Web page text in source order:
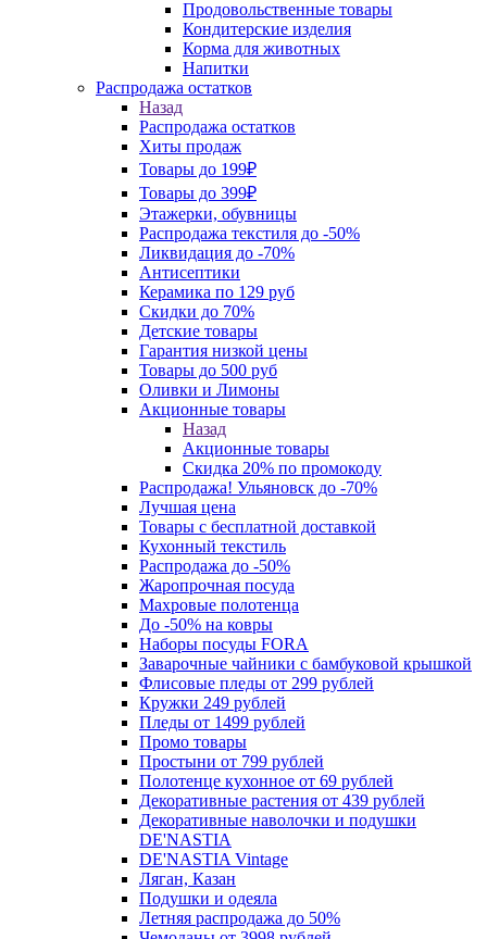
Продовольственные товары
Кондитерские изделия
Корма для животных
Напитки
Распродажа остатков
Назад
Распродажа остатков
Хиты продаж
Товары до 199₽
Товары до 399₽
Этажерки, обувницы
Распродажа текстиля до -50%
Ликвидация до -70%
Антисептики
Керамика по 129 руб
Скидки до 70%
Детские товары
Гарантия низкой цены
Товары до 500 руб
Оливки и Лимоны
Акционные товары
Назад
Акционные товары
Скидка 20% по промокоду
Распродажа! Ульяновск до -70%
Лучшая цена
Товары с бесплатной доставкой
Кухонный текстиль
Распродажа до -50%
Жаропрочная посуда
Махровые полотенца
До -50% на ковры
Наборы посуды FORA
Заварочные чайники с бамбуковой крышкой
Флисовые пледы от 299 рублей
Кружки 249 рублей
Пледы от 1499 рублей
Промо товары
Простыни от 799 рублей
Полотенце кухонное от 69 рублей
Декоративные растения от 439 рублей
Декоративные наволочки и подушки
DE'NASTIA
DE'NASTIA Vintage
Ляган, Казан
Подушки и одеяла
Летняя распродажа до 50%